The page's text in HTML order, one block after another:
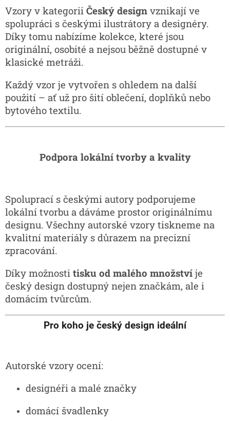
v
k
y
v
ý
u
Vzory v kategorii Český design vznikají ve
spolupráci s českými ilustrátory a designéry.
Díky tomu nabízíme kolekce, které jsou
originální, osobité a nejsou běžně dostupné v
klasické metráži.
Každý vzor je vytvořen s ohledem na další
použití – ať už pro šití oblečení, doplňků nebo
bytového textilu.
Podpora lokální tvorby a kvality
Spoluprací s českými autory podporujeme
lokální tvorbu a dáváme prostor originálnímu
designu. Všechny autorské vzory tiskneme na
kvalitní materiály s důrazem na precizní
zpracování.
Díky možnosti tisku od malého množství je
český design dostupný nejen značkám, ale i
domácím tvůrcům.
Pro koho je český design ideální
Autorské vzory ocení:
designéři a malé značky
domácí švadlenky